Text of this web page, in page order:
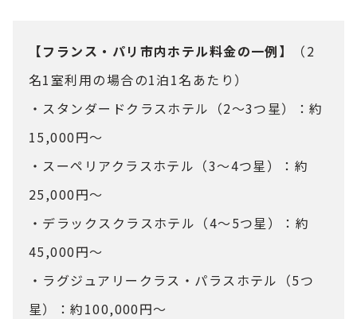
【フランス・パリ市内ホテル料金の一例】
（2
名1室利用の場合の1泊1名あたり）
・スタンダードクラスホテル（2～3つ星）：約
15,000円～
・スーペリアクラスホテル（3～4つ星）：約
25,000円～
・デラックスクラスホテル（4～5つ星）：約
45,000円～
・ラグジュアリークラス・パラスホテル（5つ
星）：約100,000円～